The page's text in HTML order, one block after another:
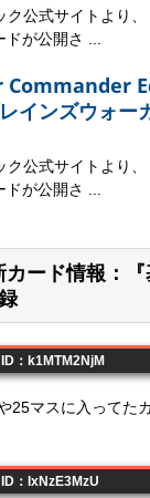
ク公式サイトより
が公開さ ...
Commander
インズウォー
ク公式サイトより
が公開さ ...
ード情報：
：k1MTM2NjM
マスに入ってた
：IxNzE3MzU